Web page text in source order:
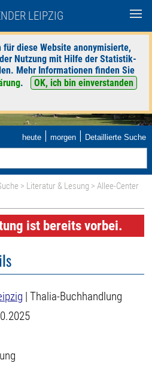
LEIPZIG
für diese Website anonymisierte,
Nutzung mit Hilfe der Statistik-
Mehr Informationen finden Sie
.
OK, ich bin einverstanden
heute | morgen | Detaillierte Suche
> Literatur & Lesung >Allee-Center
ist bereits vorbei.
| Thalia-Buchhandlung